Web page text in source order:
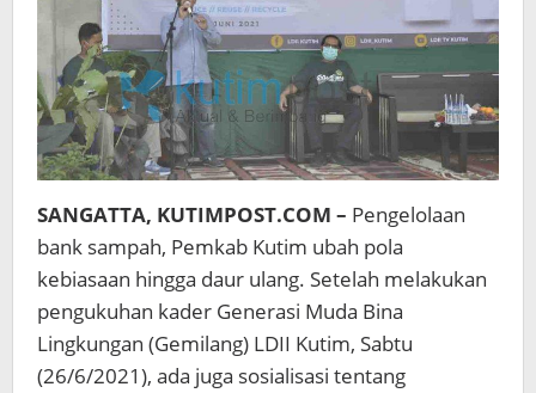
SANGATTA, KUTIMPOST.COM – Pengelolaan
bank sampah, Pemkab Kutim ubah pola
kebiasaan hingga daur ulang. Setelah melakukan
pengukuhan kader Generasi Muda Bina
Lingkungan (Gemilang) LDII Kutim, Sabtu
(26/6/2021), ada juga sosialisasi tentang